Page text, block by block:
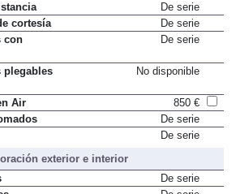
De serie
De serie
cortesía
De serie
Air
850 €
De serie
exterior e interior
De serie